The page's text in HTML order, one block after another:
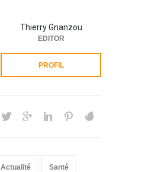
Thierry Gnanzou
EDITOR
PROFIL
Actualité Santé